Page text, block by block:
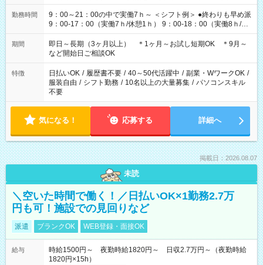
勤務時間
9：00～21：00の中で実働7ｈ～ ＜シフト例＞ ●終わりも早め派
9：00-17：00（実働7ｈ/休憩1ｈ） 9：00-18：00（実働8ｈ/休
憩1ｈ） 10：00-19：00（実働8ｈ/休憩1ｈ） ●朝ゆっくり派
11：00-20：00（実働8ｈ/休憩1ｈ） 12：00-20：00（実働7ｈ/
休憩1ｈ） 12：00-21：00（実働8ｈ/休憩1ｈ） 13：00-22：
00（実働8ｈ/休憩1ｈ） ＊時間帯固定OK
期間
即日～長期（3ヶ月以上） ＊1ヶ月～お試し短期OK ＊9月～
など開始日ご相談OK
特徴 日払いOK / 履歴書不要 / 40～50代活躍中 / 副業・WワークOK /
服装自由 / シフト勤務 / 10名以上の大量募集 / パソコンスキル
不要
気になる！ 応募する 詳細へ
掲載日：2026.08.07
未読
＼空いた時間で働く！／日払いOK×1勤務2.7万
円も可！施設での見回りなど
派遣 ブランクOK WEB登録・面接OK
給与
時給1500円～ 夜勤時給1820円～ 日収2.7万円～（夜勤時給
1820円×15h）